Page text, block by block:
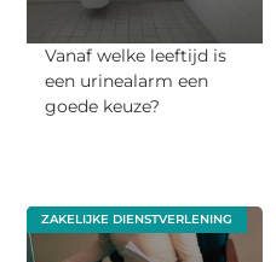
Vanaf welke leeftijd is
een urinealarm een
goede keuze?
ZAKELIJKE DIENSTVERLENING